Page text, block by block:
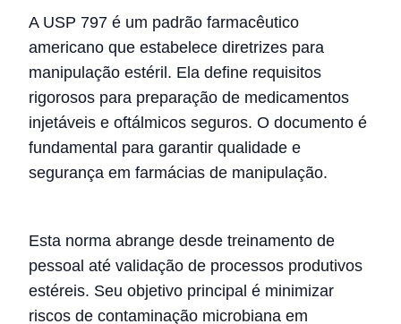
A USP 797 é um padrão farmacêutico
americano que estabelece diretrizes para
manipulação estéril. Ela define requisitos
rigorosos para preparação de medicamentos
injetáveis e oftálmicos seguros. O documento é
fundamental para garantir qualidade e
segurança em farmácias de manipulação.
Esta norma abrange desde treinamento de
pessoal até validação de processos produtivos
estéreis. Seu objetivo principal é minimizar
riscos de contaminação microbiana em